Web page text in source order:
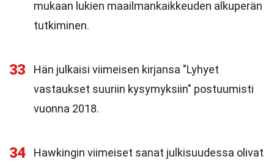
mukaan lukien maailmankaikkeuden alkuperän
tutkiminen.
33
Hän julkaisi viimeisen kirjansa "Lyhyet
vastaukset suuriin kysymyksiin" postuumisti
vuonna 2018.
34
Hawkingin viimeiset sanat julkisuudessa olivat